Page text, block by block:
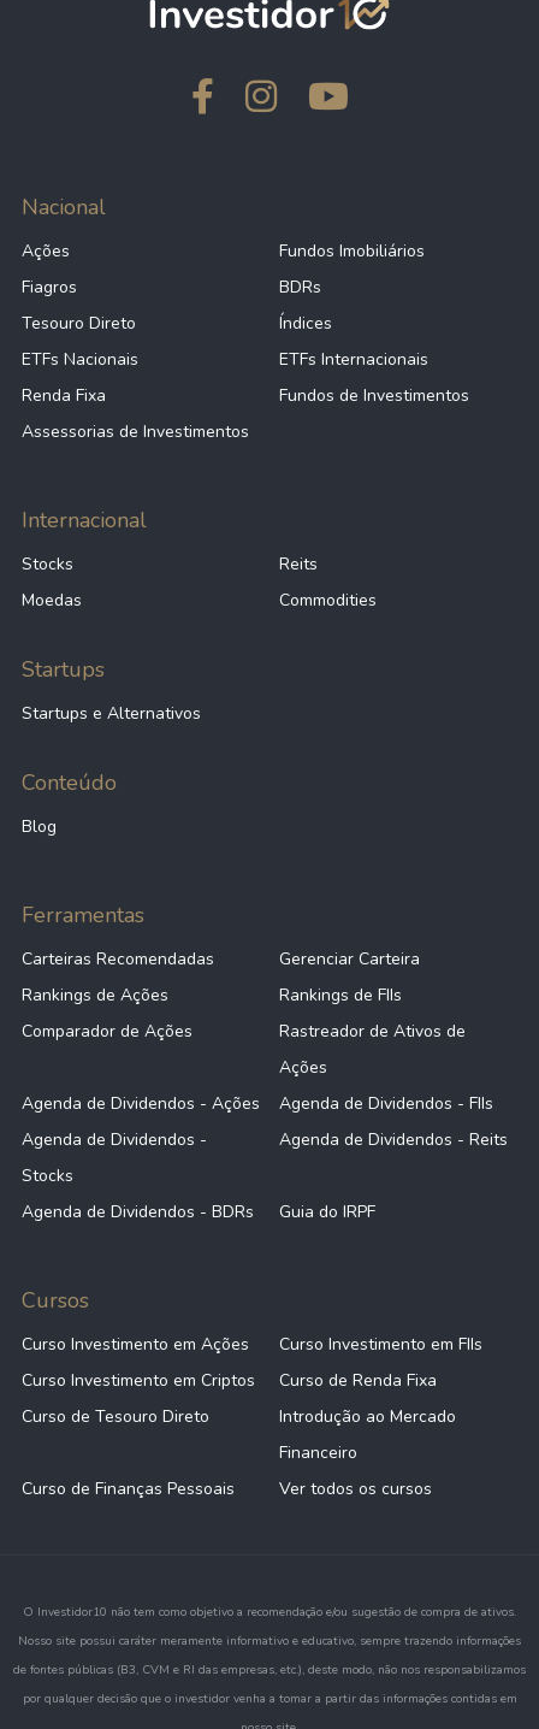
Nacional
Ações
Fundos Imobiliários
Fiagros
BDRs
Tesouro Direto
Índices
ETFs Nacionais
ETFs Internacionais
Renda Fixa
Fundos de Investimentos
Assessorias de Investimentos
Internacional
Stocks
Reits
Moedas
Commodities
Startups
Startups e Alternativos
Conteúdo
Blog
Ferramentas
Carteiras Recomendadas
Gerenciar Carteira
Rankings de Ações
Rankings de FIIs
Comparador de Ações
Rastreador de Ativos de
Ações
Agenda de Dividendos - Ações
Agenda de Dividendos - FIIs
Agenda de Dividendos -
Stocks
Agenda de Dividendos - Reits
Agenda de Dividendos - BDRs Guia do IRPF
Cursos
Curso Investimento em Ações
Curso Investimento em FIIs
Curso Investimento em Criptos
Curso de Renda Fixa
Curso de Tesouro Direto
Introdução ao Mercado
Financeiro
Curso de Finanças Pessoais
Ver todos os cursos
O Investidor10 não tem como objetivo a recomendação e/ou sugestão de compra de ativos.
Nosso site possui caráter meramente informativo e educativo, sempre trazendo informações
de fontes públicas (B3, CVM e RI das empresas, etc.), deste modo, não nos responsabilizamos
por qualquer decisão que o investidor venha a tomar a partir das informações contidas em